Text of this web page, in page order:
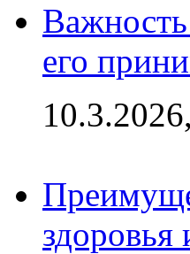
Важность
его
здоровья